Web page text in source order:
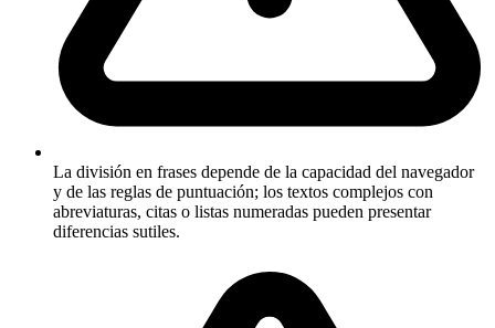
La división en frases depende de la capacidad del navegador
y de las reglas de puntuación; los textos complejos con
abreviaturas, citas o listas numeradas pueden presentar
diferencias sutiles.